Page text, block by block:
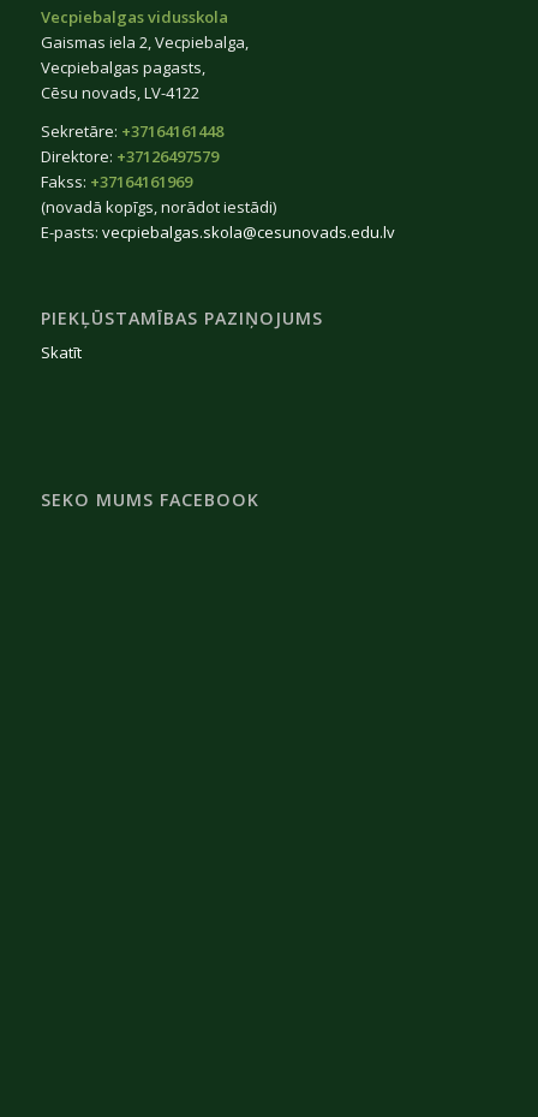
Vecpiebalgas vidusskola
Gaismas iela 2, Vecpiebalga,
Vecpiebalgas pagasts,
Cēsu novads, LV-4122
Sekretāre: +37164161448
Direktore: +37126497579
Fakss: +37164161969
(novadā kopīgs, norādot iestādi)
E-pasts: vecpiebalgas.skola@cesunovads.edu.lv
PIEKĻŪSTAMĪBAS PAZIŅOJUMS
Skatīt
SEKO MUMS FACEBOOK